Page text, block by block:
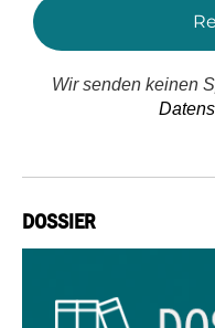
Wir senden keinen
DOSSIER